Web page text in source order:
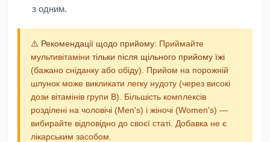
з одним.
⚠️ Рекомендації щодо прийому: Приймайте
мультивітаміни тільки після щільного прийому їжі
(бажано сніданку або обіду). Прийом на порожній
шлунок може викликати легку нудоту (через високі
дози вітамінів групи B). Більшість комплексів
розділені на чоловічі (Men's) і жіночі (Women's) —
вибирайте відповідно до своєї статі. Добавка не є
лікарським засобом.